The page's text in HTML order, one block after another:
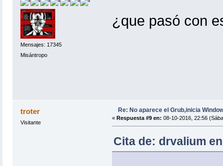
Mensajes: 17345
Misántropo
¿que pasó con
troter
Visitante
Re: No aparece el Grub,inicia
« Respuesta #9 en: 08-10-2016, 22:56
Cita de: drvalium